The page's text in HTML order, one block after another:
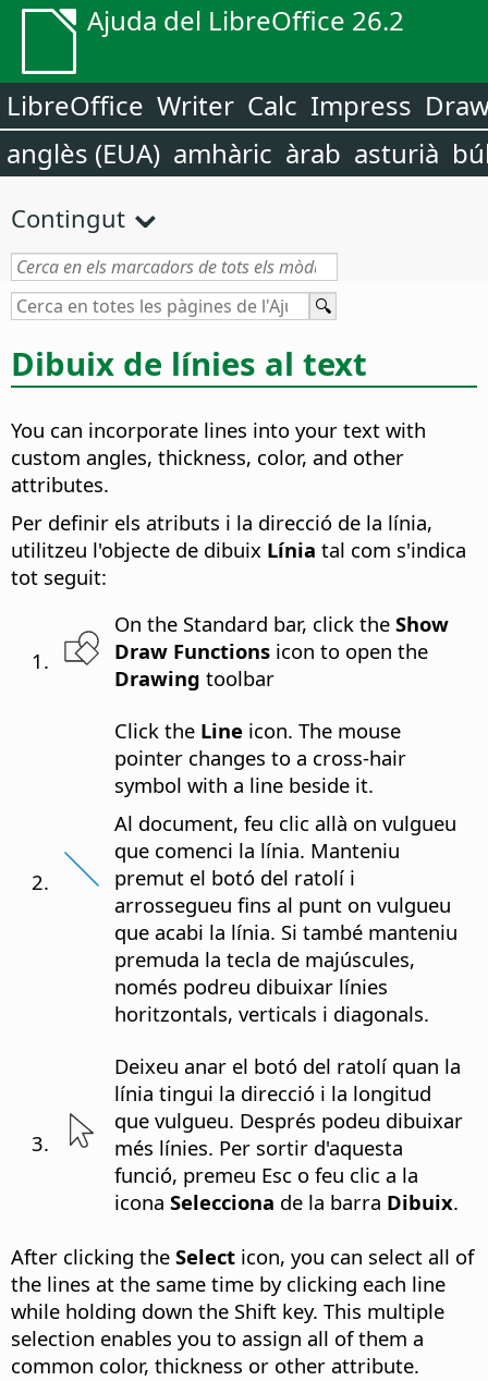
Ajuda del LibreOffice 26.2
LibreOffice Writer Calc Impress
anglès (EUA) amhàric àrab asturià
Contingut
Dibuix de línies al text
You can incorporate lines into your text with
custom angles, thickness, color, and other
attributes.
Per definir els atributs i la direcció de la línia,
utilitzeu l'objecte de dibuix Línia tal com s'indica
tot seguit:
On the Standard bar, click the Show
Draw Functions icon to open the
Drawing toolbar
Click the Line icon. The mouse
pointer changes to a cross-hair
symbol with a line beside it.
Al document, feu clic allà on vulgueu
que comenci la línia. Manteniu
premut el botó del ratolí i
arrossegueu fins al punt on vulgueu
que acabi la línia. Si també manteniu
premuda la tecla de majúscules,
només podreu dibuixar línies
horitzontals, verticals i diagonals.
Deixeu anar el botó del ratolí quan la
línia tingui la direcció i la longitud
que vulgueu. Després podeu dibuixar
més línies. Per sortir d'aquesta
funció, premeu Esc o feu clic a la
icona Selecciona de la barra Dibuix.
After clicking the Select icon, you can select all of
the lines at the same time by clicking each line
while holding down the Shift key. This multiple
selection enables you to assign all of them a
common color, thickness or other attribute.